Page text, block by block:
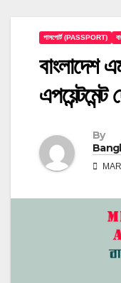
পাসপোর্ট (PASSPORT)
বাংলাদেশ
By